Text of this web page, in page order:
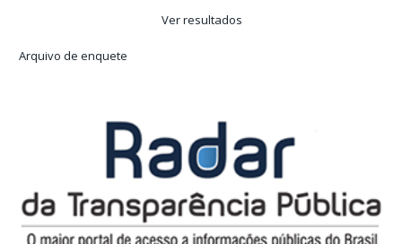
Ver resultados
Arquivo de enquete